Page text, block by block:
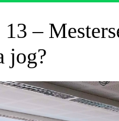
–
jog?